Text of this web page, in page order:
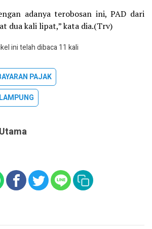
adanya terobosan ini, PAD dari
dua kali lipat,” kata dia.(Trv)
ini telah dibaca 11 kali
PAJAK